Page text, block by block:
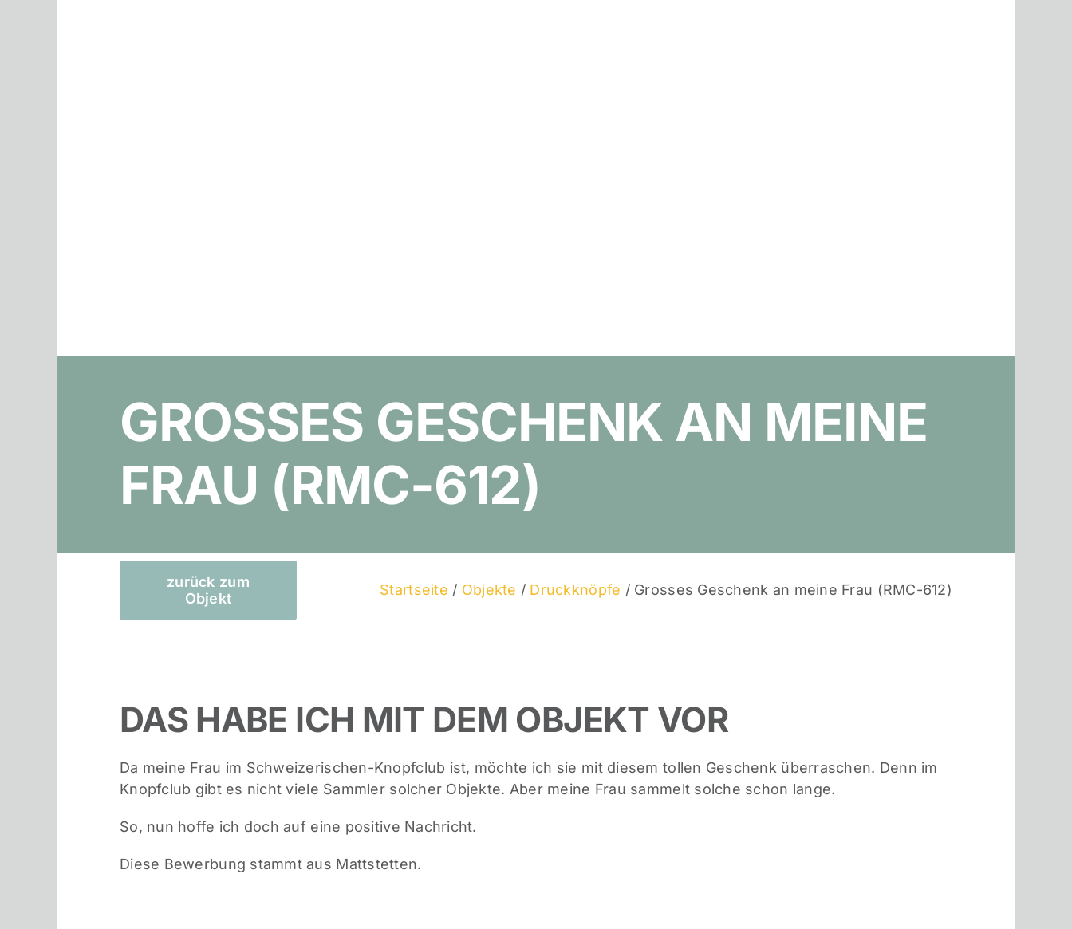
GROSSES GESCHENK AN MEINE
FRAU (RMC-612)
zurück zum
Objekt
Startseite / Objekte / Druckknöpfe / Grosses Geschenk an meine Frau (RMC-612)
DAS HABE ICH MIT DEM OBJEKT VOR
Da meine Frau im Schweizerischen-Knopfclub ist, möchte ich sie mit diesem tollen Geschenk überraschen. Denn im
Knopfclub gibt es nicht viele Sammler solcher Objekte. Aber meine Frau sammelt solche schon lange.
So, nun hoffe ich doch auf eine positive Nachricht.
Diese Bewerbung stammt aus Mattstetten.